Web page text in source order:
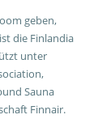
geben,
die Finlandia
unter
Sauna
Finnair.